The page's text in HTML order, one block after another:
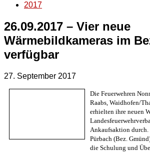
2017
26.09.2017 – Vier neue
Wärmebildkameras im
verfügbar
27. September 2017
Die Feuerwehren
Raabs, Waidhofen/
erhielten ihre neuen
Ankaufsaktion durch.
Pürbach (Bez.
die Schulung und